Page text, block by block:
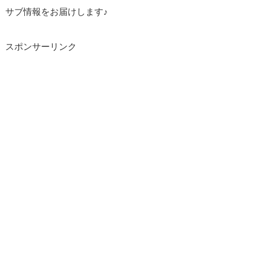
サブ情報をお届けします♪
スポンサーリンク